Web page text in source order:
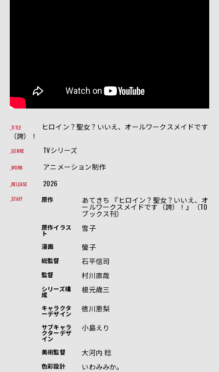
TITLE
ヒロイン？聖女？いいえ、オールワークスメイドです
（誇）！
GENRE TVシリーズ
WORK アニメーション制作
RELEASE 2026
STAFF 原作 あてきち 『ヒロイン？聖女？いいえ、オ
ールワークスメイドです（誇）！』（TO
ブックス刊）
原作イラス
ト
雪子
漫画 螢子
総監督 石平信司
監督 村川直哉
シリーズ構
成
根元歳三
キャラクタ
ーデザイン
徳川恵梨
サブキャラ
クターデザ
イン
小島えり
美術監督 大河内 稔
色彩設計 いわみみか。